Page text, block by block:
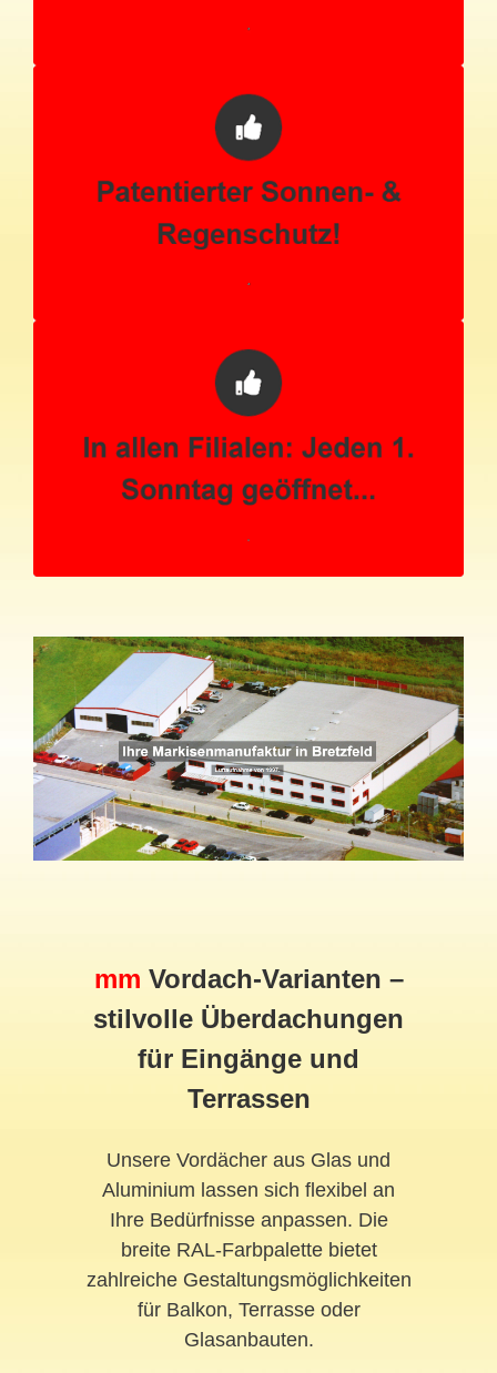
mm Vordach-Varianten –
stilvolle Überdachungen
für Eingänge und
Terrassen
Unsere Vordächer aus Glas und
Aluminium lassen sich flexibel an
Ihre Bedürfnisse anpassen. Die
breite RAL-Farbpalette bietet
zahlreiche Gestaltungsmöglichkeiten
für Balkon, Terrasse oder
Glasanbauten.